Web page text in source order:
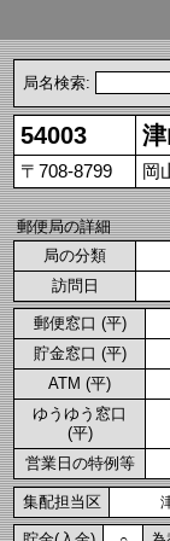
局名検索:
54003
〒708-8799 岡
郵便局の詳細
局の分類
訪問日
郵便窓口 (平)
貯金窓口 (平)
ATM (平)
ゆうゆう窓口
(平)
営業日の特例等
集配担当区